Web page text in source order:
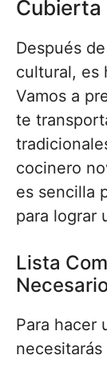
Cubierta
Después
cultural, es
Vamos a
te
cocinero
es sencilla
para lograr
Lista
Para hacer